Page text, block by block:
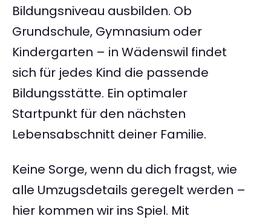
Bildungsniveau ausbilden. Ob
Grundschule, Gymnasium oder
Kindergarten – in Wädenswil findet
sich für jedes Kind die passende
Bildungsstätte. Ein optimaler
Startpunkt für den nächsten
Lebensabschnitt deiner Familie.
Keine Sorge, wenn du dich fragst, wie
alle Umzugsdetails geregelt werden –
hier kommen wir ins Spiel. Mit